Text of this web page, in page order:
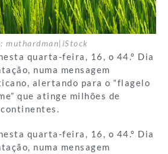
muthardman|iStock
quarta-feira, 16, o 44.º Dia
numa mensagem
alertando para o “flagelo
que atinge milhões de
quarta-feira, 16, o 44.º Dia
numa mensagem